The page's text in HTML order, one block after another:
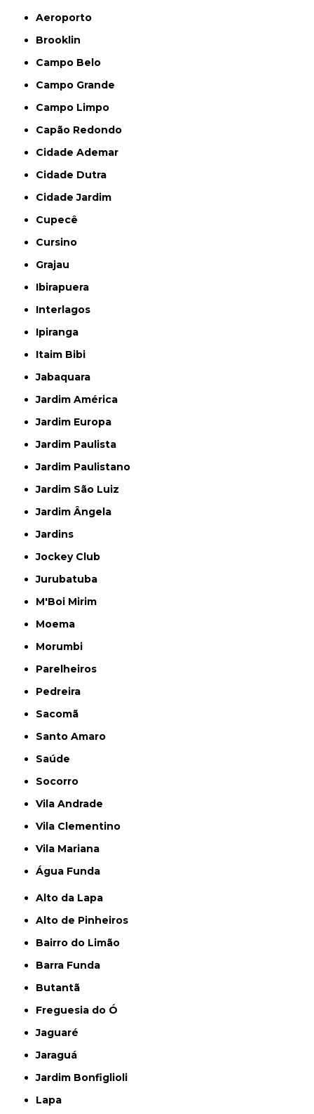
Aeroporto
Brooklin
Campo Belo
Campo Grande
Campo Limpo
Capão Redondo
Cidade Ademar
Cidade Dutra
Cidade Jardim
Cupecê
Cursino
Grajau
Ibirapuera
Interlagos
Ipiranga
Itaim Bibi
Jabaquara
Jardim América
Jardim Europa
Jardim Paulista
Jardim Paulistano
Jardim São Luiz
Jardim Ângela
Jardins
Jockey Club
Jurubatuba
M'Boi Mirim
Moema
Morumbi
Parelheiros
Pedreira
Sacomã
Santo Amaro
Saúde
Socorro
Vila Andrade
Vila Clementino
Vila Mariana
Água Funda
Alto da Lapa
Alto de Pinheiros
Bairro do Limão
Barra Funda
Butantã
Freguesia do Ó
Jaguaré
Jaraguá
Jardim Bonfiglioli
Lapa